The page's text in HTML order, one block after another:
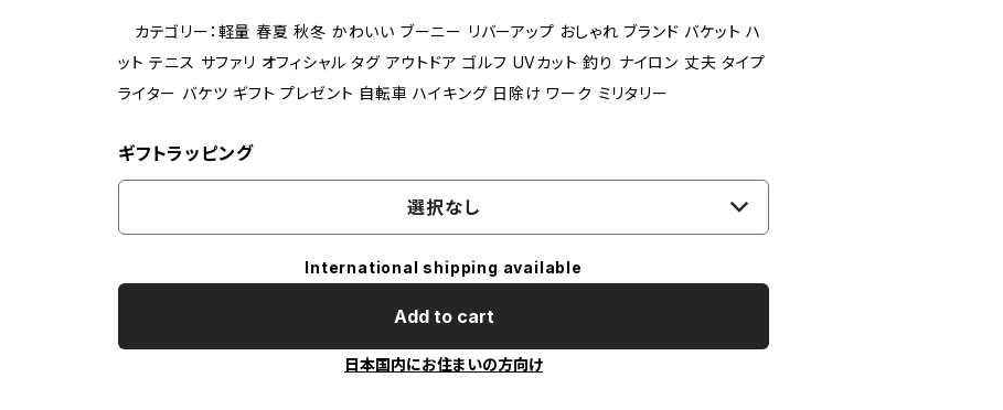
カテゴリー：軽量 春夏 秋冬 かわいい ブーニー リバーアップ おしゃれ ブランド バケット ハ
ット テニス サファリ オフィシャル タグ アウトドア ゴルフ UVカット 釣り ナイロン 丈夫 タイプ
ライター バケツ ギフト プレゼント 自転車 ハイキング 日除け ワーク ミリタリー
ギフトラッピング
選択なし
International shipping available
Add to cart
日本国内にお住まいの方向け